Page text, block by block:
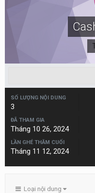
SỐ LƯỢNG NỘI DUNG
3
ĐÃ THAM GIA
Tháng 10 26, 2024
LẦN GHÉ THĂM CUỐI
Tháng 11 12, 2024
Loại nội dung